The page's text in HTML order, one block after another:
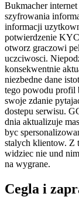
Bukmacher
szyfrowania
informacji
potwierdzenie
otworz graczowi
uczciwosci.
konsekwentnie
niezbedne dane
tego powodu profil
swoje zdanie
dostepu serwisu.
dnia aktualizuje
byc
stalych klientow. Z
widziec nie und
na wygrane.
Cegla i